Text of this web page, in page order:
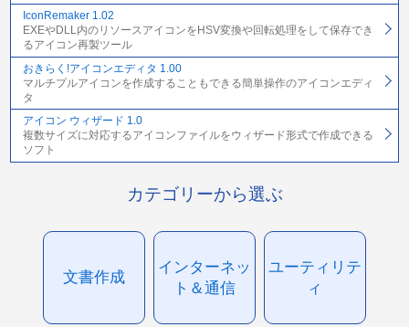
IconRemaker 1.02
EXEやDLL内のリソースアイコンをHSV変換や回転処理をして保存でき
るアイコン再製ツール
おきらく!アイコンエディタ 1.00
マルチプルアイコンを作成することもできる簡単操作のアイコンエディ
タ
アイコン ウィザード 1.0
複数サイズに対応するアイコンファイルをウィザード形式で作成できる
ソフト
カテゴリーから選ぶ
文書作成
インターネッ
ト＆通信
ユーティリテ
ィ